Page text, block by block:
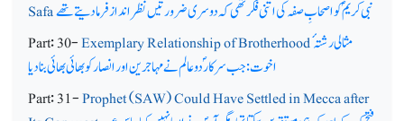
Safaنبی کریمؐ کو اصحابِ صفہ کی اتنی فکر تھی کہ دوسری ضرورتیں نظر انداز فرمادیتے تھے
Part: 30-Exemplary Relationship of Brotherhoodمثالی رشتہ ٔ
اخوت: جب سرکار ؐدو عالم نے مہاجرین اور انصار کو بھائی بھائی بنا دیا
Part: 31-Prophet (SAW) Could Have Settled in Mecca after